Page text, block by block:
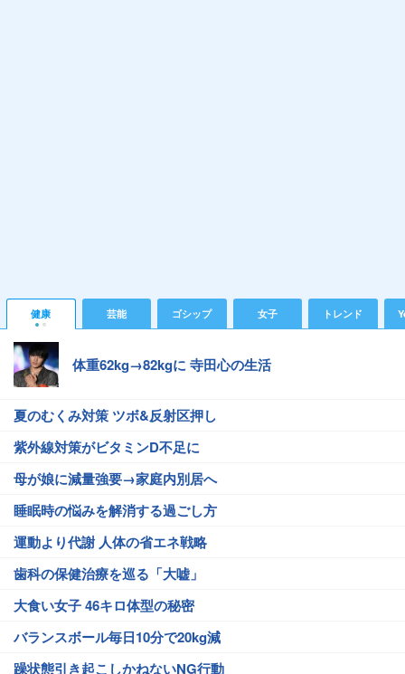
健康 芸能 ゴシップ 女子 トレンド
体重62kg→82kgに 寺田心の生活
夏のむくみ対策 ツボ&反射区押し
紫外線対策がビタミンD不足に
母が娘に減量強要→家庭内別居へ
睡眠時の悩みを解消する過ごし方
運動より代謝 人体の省エネ戦略
歯科の保健治療を巡る「大嘘」
大食い女子 46キロ体型の秘密
バランスボール毎日10分で20kg減
躁状態引き起こしかねないNG行動